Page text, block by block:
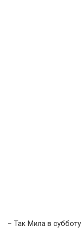
– Так Мила в